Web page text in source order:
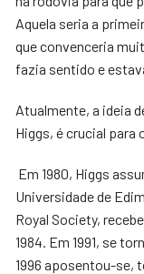
Aquela seria a
que convenceria
fazia sentido e
Atualmente, a ideia
Higgs, é crucial para
Em 1980, Higgs
Universidade de
Royal Society,
1984. Em 1991, se
1996 aposentou-se,